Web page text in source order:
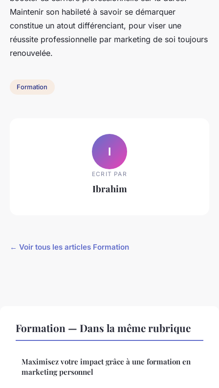
Maintenir son habileté à savoir se démarquer
constitue un atout différenciant, pour viser une
réussite professionnelle par marketing de soi toujours
renouvelée.
Formation
I
ECRIT PAR
Ibrahim
← Voir tous les articles Formation
Formation — Dans la même rubrique
Maximisez votre impact grâce à une formation en
marketing personnel